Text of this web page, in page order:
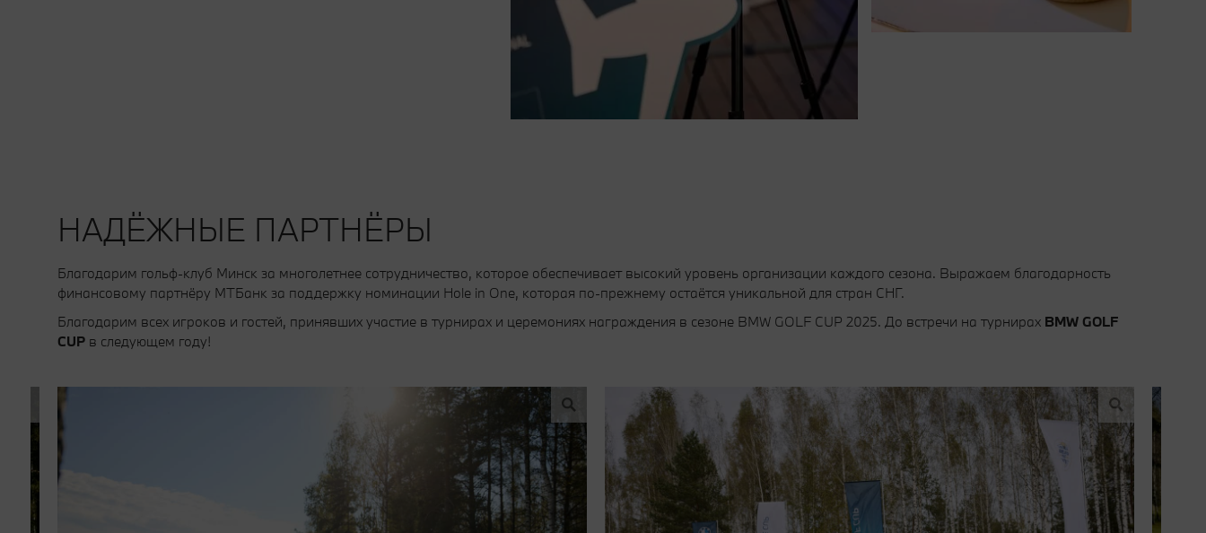
НАДЁЖНЫЕ ПАРТНЁРЫ
Благодарим гольф-клуб Минск за многолетнее сотрудничество, которое обеспечивает высокий уровень организации каждого сезона. Выражаем благодарность
финансовому партнёру МТБанк за поддержку номинации Hole in One, которая по-прежнему остаётся уникальной для стран СНГ.
Благодарим всех игроков и гостей, принявших участие в турнирах и церемониях награждения в сезоне BMW GOLF CUP 2025. До встречи на турнирах BMW GOLF
CUPв следующем году!